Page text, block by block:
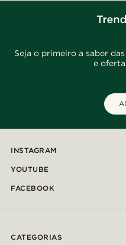
Seja o primeiro a saber
e
INSTAGRAM
YOUTUBE
FACEBOOK
CATEGORIAS